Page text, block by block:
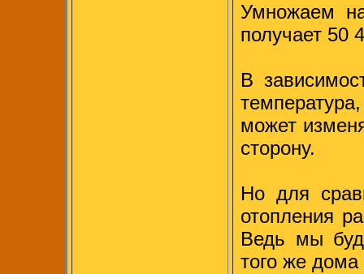
Умножаем
получает 50
В
может
сторону.
Но для
отопления
Ведь мы
того же дома